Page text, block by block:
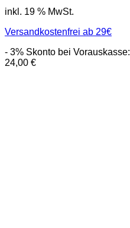
inkl. 19 % MwSt.
Versandkostenfrei ab 29€
- 3% Skonto bei Vorauskasse:
24,00 €